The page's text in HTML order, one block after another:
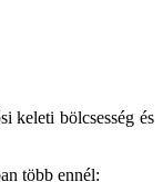
keleti bölcsesség és
több ennél: